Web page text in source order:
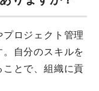
ロジェクト管理
自分のスキルを
とで、組織に貢